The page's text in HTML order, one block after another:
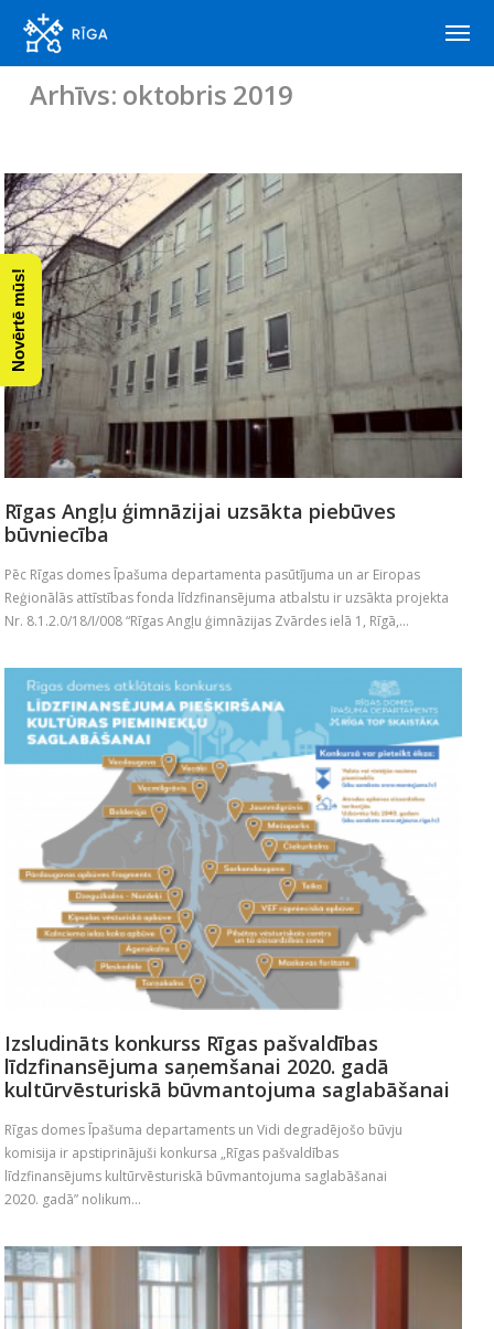
Arhīvs: oktobris 2019
Rīgas Angļu ģimnāzijai uzsākta piebūves
būvniecība
Pēc Rīgas domes Īpašuma departamenta pasūtījuma un ar Eiropas
Reģionālās attīstības fonda līdzfinansējuma atbalstu ir uzsākta projekta
Nr. 8.1.2.0/18/I/008 “Rīgas Angļu ģimnāzijas Zvārdes ielā 1, Rīgā,...
Izsludināts konkurss Rīgas pašvaldības
līdzfinansējuma saņemšanai 2020. gadā
kultūrvēsturiskā būvmantojuma saglabāšanai
Rīgas domes Īpašuma departaments un Vidi degradējošo būvju
komisija ir apstiprinājuši konkursa „Rīgas pašvaldības
līdzfinansējums kultūrvēsturiskā būvmantojuma saglabāšanai
2020. gadā” nolikum...
Novērtē mūs!